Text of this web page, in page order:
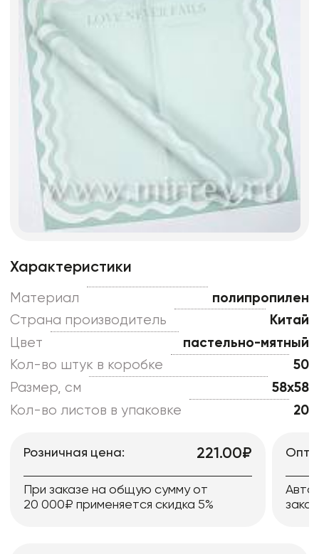
Характеристики
Материал
полипропилен
Страна производитель
Китай
Цвет
пастельно-мятный
Кол-во штук в коробке
50
Размер, см
58x58
Кол-во листов в упаковке
20
Розничная цена: 221.00₽
При заказе на общую сумму от
20 000₽ применяется скидка 5%